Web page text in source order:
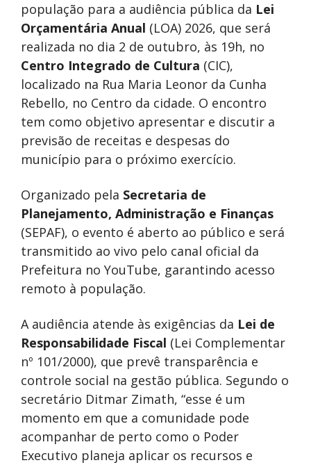
população para a audiência pública da Lei
Orçamentária Anual (LOA) 2026, que será
realizada no dia 2 de outubro, às 19h, no
Centro Integrado de Cultura (CIC),
localizado na Rua Maria Leonor da Cunha
Rebello, no Centro da cidade. O encontro
tem como objetivo apresentar e discutir a
previsão de receitas e despesas do
município para o próximo exercício.
Organizado pela Secretaria de
Planejamento, Administração e Finanças
(SEPAF), o evento é aberto ao público e será
transmitido ao vivo pelo canal oficial da
Prefeitura no YouTube, garantindo acesso
remoto à população.
A audiência atende às exigências da Lei de
Responsabilidade Fiscal (Lei Complementar
nº 101/2000), que prevê transparência e
controle social na gestão pública. Segundo o
secretário Ditmar Zimath, “esse é um
momento em que a comunidade pode
acompanhar de perto como o Poder
Executivo planeja aplicar os recursos e